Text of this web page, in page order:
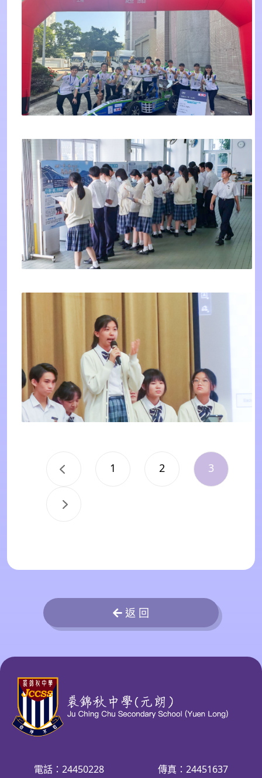
1 2 3
返 回
電話：24450228 傳真：24451637